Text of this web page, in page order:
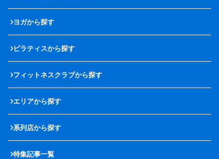
ヨガから探す
ピラティスから探す
フィットネスクラブから探す
エリアから探す
系列店から探す
特集記事一覧